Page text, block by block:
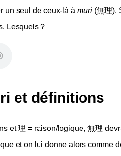
un seul de ceux-là à muri (無理).
Lesquels ?
et définitions
et 理 = raison/logique, 無理
et on lui donne alors comme